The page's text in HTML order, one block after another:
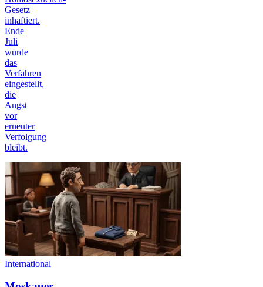
Gesetz
inhaftiert.
Ende
Juli
wurde
das
Verfahren
eingestellt,
die
Angst
vor
erneuter
Verfolgung
bleibt.
International